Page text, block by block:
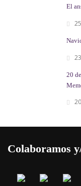
El
20
Colaboramos